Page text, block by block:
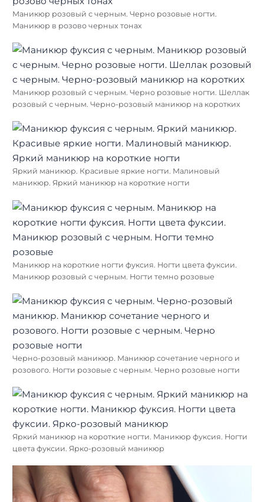
Маникюр розовый с черным. Черно розовые ногти.
Маникюр в розово черных тонах
Маникюр розовый с черным. Черно розовые ногти. Шеллак
розовый с черным. Черно-розовый маникюр на коротких
Яркий маникюр. Красивые яркие ногти. Малиновый
маникюр. Яркий маникюр на короткие ногти
Маникюр на короткие ногти фуксия. Ногти цвета фуксии.
Маникюр розовый с черным. Ногти темно розовые
Черно-розовый маникюр. Маникюр сочетание черного и
розового. Ногти розовые с черным. Черно розовые ногти
Яркий маникюр на короткие ногти. Маникюр фуксия. Ногти
цвета фуксии. Ярко-розовый маникюр